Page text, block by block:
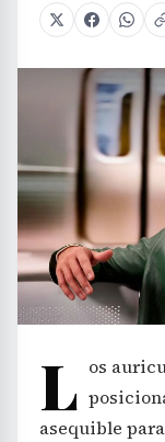
L os
asequible